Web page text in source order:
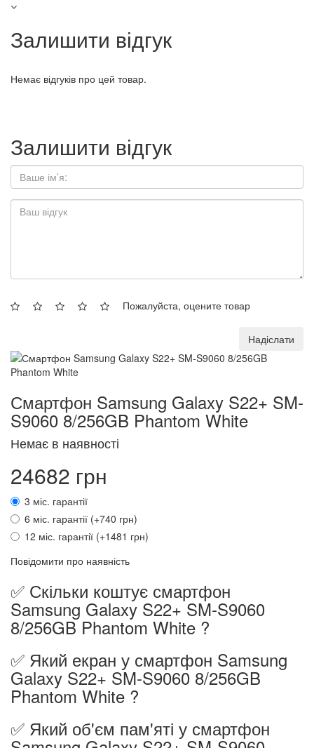
Залишити відгук
Немає відгуків про цей товар.
Залишити відгук
Пожалуйста, оцените товар
Надіслати
Смартфон Samsung Galaxy S22+ SM-
S9060 8/256GB Phantom White
Немає в наявності
24682 грн
3 міс. гарантії
6 міс. гарантії (+740 грн)
12 міс. гарантії (+1481 грн)
Повідомити про наявність
✅ Скільки коштує смартфон
Samsung Galaxy S22+ SM-S9060
8/256GB Phantom White ?
✅ Який екран у смартфон Samsung
Galaxy S22+ SM-S9060 8/256GB
Phantom White ?
✅ Який об'єм пам'яті у смартфон